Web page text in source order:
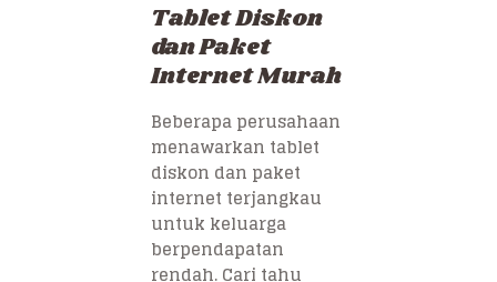
Tablet Diskon
dan Paket
Internet Murah
Beberapa perusahaan
menawarkan tablet
diskon dan paket
internet terjangkau
untuk keluarga
berpendapatan
rendah. Cari tahu